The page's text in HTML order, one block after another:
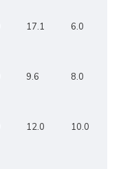
17.1 6.0
9.6 8.0
12.0 10.0